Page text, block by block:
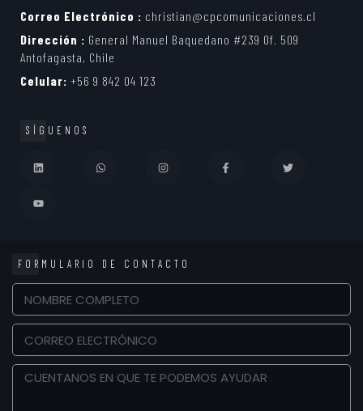
Correo Electrónico : christian@cpcomunicaciones.cl
Dirección : General Manuel Baquedano #239 Of. 509
Antofagasta, Chile
Celular: +56 9 842 04 123
SÍGUENOS
FORMULARIO DE CONTACTO